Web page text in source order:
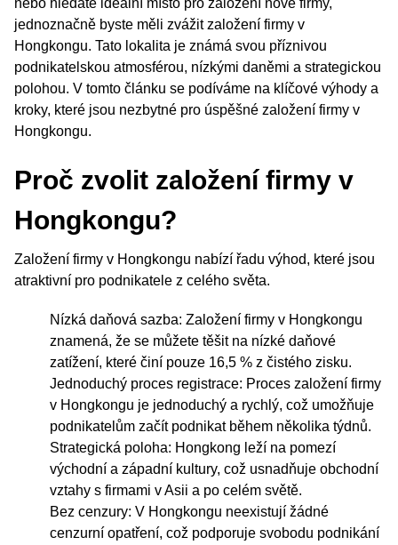
nebo hledáte ideální místo pro založení nové firmy,
jednoznačně byste měli zvážit založení firmy v
Hongkongu. Tato lokalita je známá svou příznivou
podnikatelskou atmosférou, nízkými daněmi a strategickou
polohou. V tomto článku se podíváme na klíčové výhody a
kroky, které jsou nezbytné pro úspěšné založení firmy v
Hongkongu.
Proč zvolit založení firmy v
Hongkongu?
Založení firmy v Hongkongu nabízí řadu výhod, které jsou
atraktivní pro podnikatele z celého světa.
Nízká daňová sazba: Založení firmy v Hongkongu
znamená, že se můžete těšit na nízké daňové
zatížení, které činí pouze 16,5 % z čistého zisku.
Jednoduchý proces registrace: Proces založení firmy
v Hongkongu je jednoduchý a rychlý, což umožňuje
podnikatelům začít podnikat během několika týdnů.
Strategická poloha: Hongkong leží na pomezí
východní a západní kultury, což usnadňuje obchodní
vztahy s firmami v Asii a po celém světě.
Bez cenzury: V Hongkongu neexistují žádné
cenzurní opatření, což podporuje svobodu podnikání